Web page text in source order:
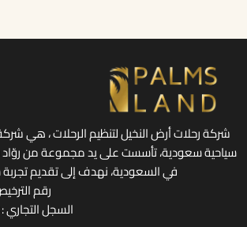
شركة رحلات أرض النخيل لتنظيم الرحلات ، هي
سياحية سعودية، تأسست على يد مجموعة من روّاد
في السعودية، نهدف إلى تقديم
رقم الترخيص :
السجل التجاري : 1010523758